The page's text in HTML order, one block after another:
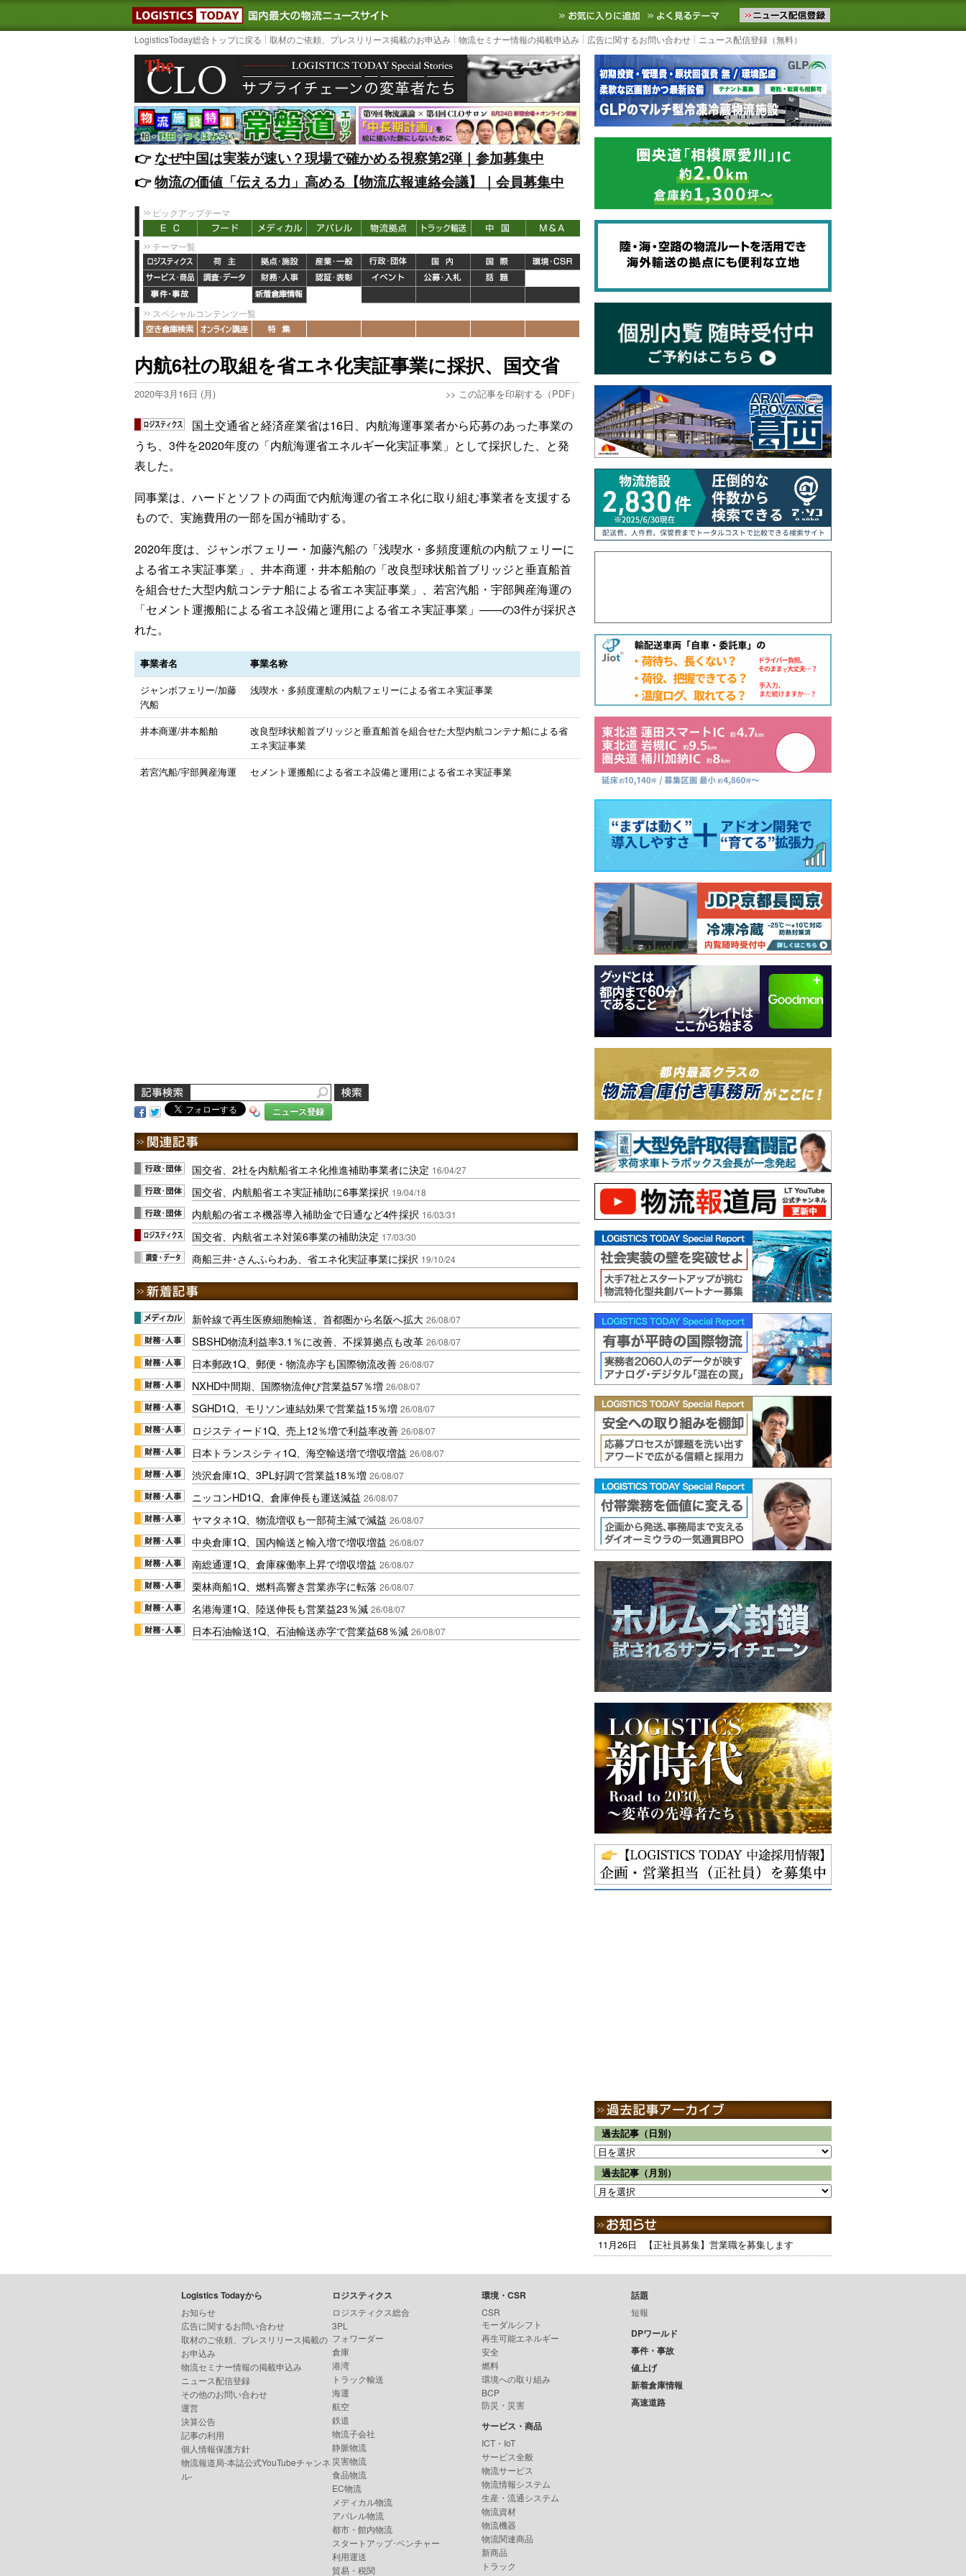
LOGISTICS TODAY｜国内最大の物流ニュースサイト3PL, SCMなど国内外の最新の物流ニュースをお届けします。物流ニュースメール配信を登録す
お気に入りに追加 よく見るテーマ
LogisticsToday総合トップに戻る 取材のご依頼、プレスリリース掲載のお申込み 物流セミナー情報の掲載申込み 広告に関するお問い合わせ ニュース配信登録（無料）
👉️なぜ中国は実装が速い？現場で確かめる視察第2弾｜参加募集中
👉️物流の価値「伝える力」高める【物流広報連絡会議】｜会員募集中
ピックアップテーマ
テーマ一覧
スペシャルコンテンツ一覧
内航6社の取組を省エネ化実証事業に採択、国交省
2020年3月16日 (月) >> この記事を印刷する（PDF）
国土交通省と経済産業省は16日、内航海運事業者から応募のあった事業の
うち、3件を2020年度の「内航海運省エネルギー化実証事業」として採択した、と発
表した。
同事業は、ハードとソフトの両面で内航海運の省エネ化に取り組む事業者を支援する
もので、実施費用の一部を国が補助する。
2020年度は、ジャンボフェリー・加藤汽船の「浅喫水・多頻度運航の内航フェリーに
よる省エネ実証事業」、井本商運・井本船舶の「改良型球状船首ブリッジと垂直船首
を組合せた大型内航コンテナ船による省エネ実証事業」、若宮汽船・宇部興産海運の
「セメント運搬船による省エネ設備と運用による省エネ実証事業」――の3件が採択さ
れた。
事業者名 事業名称
ジャンボフェリー/加藤
汽船
浅喫水・多頻度運航の内航フェリーによる省エネ実証事業
井本商運/井本船舶
改良型球状船首ブリッジと垂直船首を組合せた大型内航コンテナ船による省
エネ実証事業
若宮汽船/宇部興産海運
セメント運搬船による省エネ設備と運用による省エネ実証事業
ニュース登録
国交省、2社を内航船省エネ化推進補助事業者に決定 16/04/27
国交省、内航船省エネ実証補助に6事業採択 19/04/18
内航船の省エネ機器導入補助金で日通など4件採択 16/03/31
国交省、内航省エネ対策6事業の補助決定 17/03/30
商船三井･さんふらわあ、省エネ化実証事業に採択 19/10/24
新幹線で再生医療細胞輸送、首都圏から名阪へ拡大 26/08/07
SBSHD物流利益率3.1％に改善、不採算拠点も改革 26/08/07
日本郵政1Q、郵便・物流赤字も国際物流改善 26/08/07
NXHD中間期、国際物流伸び営業益57％増 26/08/07
SGHD1Q、モリソン連結効果で営業益15％増 26/08/07
ロジスティード1Q、売上12％増で利益率改善 26/08/07
日本トランスシティ1Q、海空輸送増で増収増益 26/08/07
渋沢倉庫1Q、3PL好調で営業益18％増 26/08/07
ニッコンHD1Q、倉庫伸長も運送減益 26/08/07
ヤマタネ1Q、物流増収も一部荷主減で減益 26/08/07
中央倉庫1Q、国内輸送と輸入増で増収増益 26/08/07
南総通運1Q、倉庫稼働率上昇で増収増益 26/08/07
栗林商船1Q、燃料高響き営業赤字に転落 26/08/07
名港海運1Q、陸送伸長も営業益23％減 26/08/07
日本石油輸送1Q、石油輸送赤字で営業益68％減 26/08/07
過去記事（日別）
過去記事（月別）
11月26日 【正社員募集】営業職を募集します
Logistics Todayから
お知らせ
広告に関するお問い合わせ
取材のご依頼、プレスリリース掲載の
お申込み
物流セミナー情報の掲載申込み
ニュース配信登録
その他のお問い合わせ
運営
決算公告
記事の利用
個人情報保護方針
物流報道局-本誌公式YouTubeチャンネ
ル-
ロジスティクス
ロジスティクス総合
3PL
フォワーダー
倉庫
港湾
トラック輸送
海運
航空
鉄道
物流子会社
静脈物流
災害物流
食品物流
EC物流
メディカル物流
アパレル物流
都市・館内物流
スタートアップ･ベンチャー
利用運送
貿易・税関
環境・CSR
CSR
モーダルシフト
再生可能エネルギー
安全
燃料
環境への取り組み
BCP
防災・災害
サービス・商品
ICT・IoT
サービス全般
物流サービス
物流情報システム
生産・流通システム
物流資材
物流機器
物流関連商品
新商品
トラック
話題
短報
DPワールド
事件・事故
値上げ
新着倉庫情報
高速道路